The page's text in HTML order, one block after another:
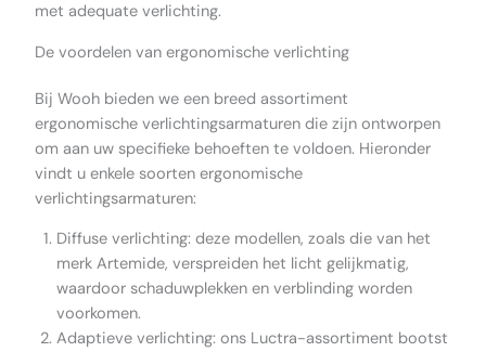
met adequate verlichting.
De voordelen van ergonomische verlichting
Bij Wooh bieden we een breed assortiment
ergonomische verlichtingsarmaturen die zijn ontworpen
om aan uw specifieke behoeften te voldoen. Hieronder
vindt u enkele soorten ergonomische
verlichtingsarmaturen:
Diffuse verlichting: deze modellen, zoals die van het
merk Artemide, verspreiden het licht gelijkmatig,
waardoor schaduwplekken en verblinding worden
voorkomen.
Adaptieve verlichting: ons Luctra-assortiment bootst